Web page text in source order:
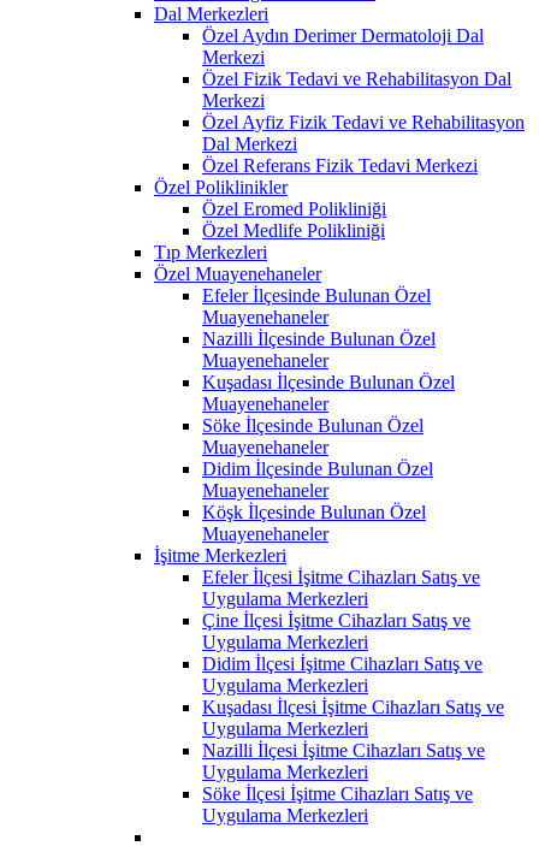
Dal Merkezleri
Özel Aydın Derimer Dermatoloji Dal
Merkezi
Özel Fizik Tedavi ve Rehabilitasyon Dal
Merkezi
Özel Ayfiz Fizik Tedavi ve Rehabilitasyon
Dal Merkezi
Özel Referans Fizik Tedavi Merkezi
Özel Poliklinikler
Özel Eromed Polikliniği
Özel Medlife Polikliniği
Tıp Merkezleri
Özel Muayenehaneler
Efeler İlçesinde Bulunan Özel
Muayenehaneler
Nazilli İlçesinde Bulunan Özel
Muayenehaneler
Kuşadası İlçesinde Bulunan Özel
Muayenehaneler
Söke İlçesinde Bulunan Özel
Muayenehaneler
Didim İlçesinde Bulunan Özel
Muayenehaneler
Köşk İlçesinde Bulunan Özel
Muayenehaneler
İşitme Merkezleri
Efeler İlçesi İşitme Cihazları Satış ve
Uygulama Merkezleri
Çine İlçesi İşitme Cihazları Satış ve
Uygulama Merkezleri
Didim İlçesi İşitme Cihazları Satış ve
Uygulama Merkezleri
Kuşadası İlçesi İşitme Cihazları Satış ve
Uygulama Merkezleri
Nazilli İlçesi İşitme Cihazları Satış ve
Uygulama Merkezleri
Söke İlçesi İşitme Cihazları Satış ve
Uygulama Merkezleri